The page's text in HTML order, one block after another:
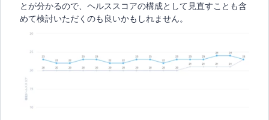
とが分かるので、ヘルススコアの構成として見直すことも含
めて検討いただくのも良いかもしれません。